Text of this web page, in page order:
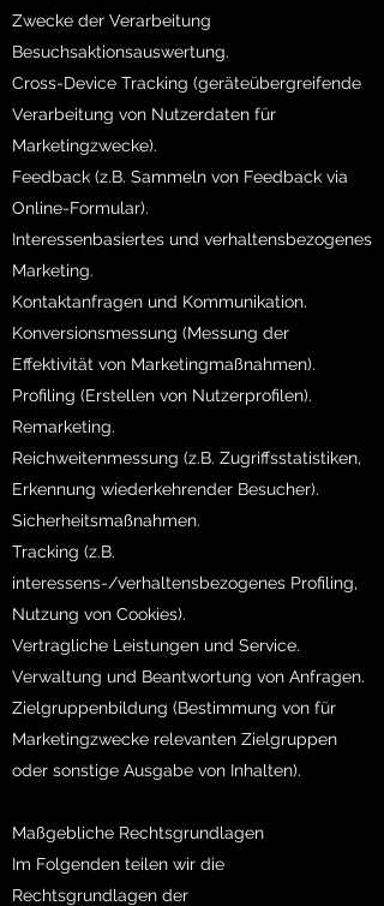
Zwecke der Verarbeitung
Besuchsaktionsauswertung.
Cross-Device Tracking (geräteübergreifende
Verarbeitung von Nutzerdaten für
Marketingzwecke).
Feedback (z.B. Sammeln von Feedback via
Online-Formular).
Interessenbasiertes und verhaltensbezogenes
Marketing.
Kontaktanfragen und Kommunikation.
Konversionsmessung (Messung der
Effektivität von Marketingmaßnahmen).
Profiling (Erstellen von Nutzerprofilen).
Remarketing.
Reichweitenmessung (z.B. Zugriffsstatistiken,
Erkennung wiederkehrender Besucher).
Sicherheitsmaßnahmen.
Tracking (z.B.
interessens-/verhaltensbezogenes Profiling,
Nutzung von Cookies).
Vertragliche Leistungen und Service.
Verwaltung und Beantwortung von Anfragen.
Zielgruppenbildung (Bestimmung von für
Marketingzwecke relevanten Zielgruppen
oder sonstige Ausgabe von Inhalten).
Maßgebliche Rechtsgrundlagen
Im Folgenden teilen wir die
Rechtsgrundlagen der